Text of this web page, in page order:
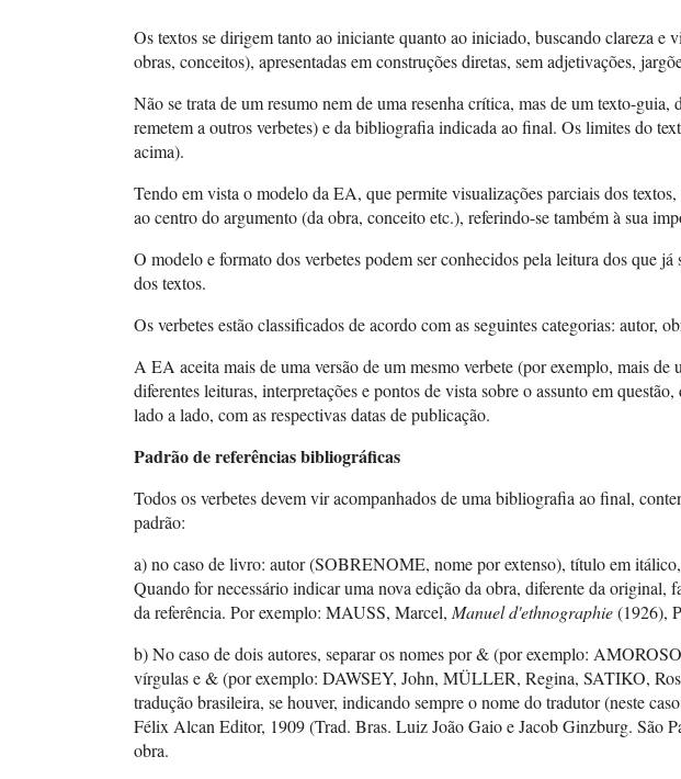
Os textos se dirigem tanto ao iniciante quanto ao iniciado, buscando clareza
obras, conceitos), apresentadas em construções diretas, sem adjetivações,
Não se trata de um resumo nem de uma resenha crítica, mas de um texto-
remetem a outros verbetes) e da bibliografia indicada ao final. Os limites do
acima).
Tendo em vista o modelo da EA, que permite visualizações parciais dos
ao centro do argumento (da obra, conceito etc.), referindo-se também à sua
O modelo e formato dos verbetes podem ser conhecidos pela leitura dos que
dos textos.
Os verbetes estão classificados de acordo com as seguintes categorias: autor,
A EA aceita mais de uma versão de um mesmo verbete (por exemplo, mais
diferentes leituras, interpretações e pontos de vista sobre o assunto em
lado a lado, com as respectivas datas de publicação.
Padrão de referências bibliográficas
Todos os verbetes devem vir acompanhados de uma bibliografia ao final,
padrão:
a) no caso de livro: autor (SOBRENOME, nome por extenso), título em
Quando for necessário indicar uma nova edição da obra, diferente da original,
da referência. Por exemplo: MAUSS, Marcel, Manuel d'ethnographie(1926),
b) No caso de dois autores, separar os nomes por & (por exemplo:
vírgulas e & (por exemplo: DAWSEY, John, MÜLLER, Regina, SATIKO,
tradução brasileira, se houver, indicando sempre o nome do tradutor (neste
Félix Alcan Editor, 1909 (Trad. Bras. Luiz João Gaio e Jacob Ginzburg. São
obra.